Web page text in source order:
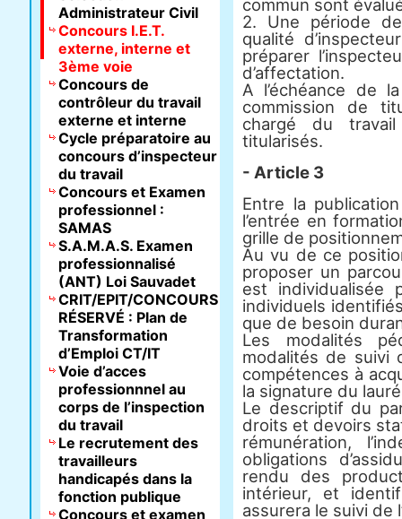
commun sont
2. Une période
qualité
préparer
d’affectation.
A l’échéance de
commission de
chargé du
titularisés.
- Article 3
Entre la
l’entrée en
grille de
Au vu de ce
proposer un
est individualisée
individuels
que de besoin
Les modalités
modalités de suivi
compétences à
la signature du
Le descriptif du
droits et devoirs
rémunération,
obligations
rendu des
intérieur, et
assurera le suivi de
Administrateur Civil
Concours I.E.T.
externe, interne et
3ème voie
Concours de
contrôleur du travail
externe et interne
Cycle préparatoire au
concours d’inspecteur
du travail
Concours et Examen
professionnel :
SAMAS
S.A.M.A.S. Examen
professionnalisé
(ANT) Loi Sauvadet
CRIT/EPIT/CONCOURS
RÉSERVÉ : Plan de
Transformation
d’Emploi CT/IT
Voie d’acces
professionnnel au
corps de l’inspection
du travail
Le recrutement des
travailleurs
handicapés dans la
fonction publique
Concours et examen